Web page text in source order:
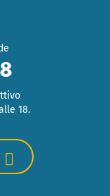
18.